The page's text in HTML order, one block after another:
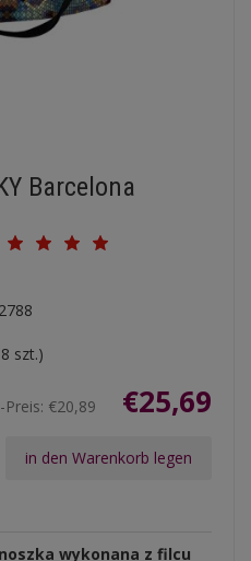
Barcelona
szt.)
€20,89 €25,69
in den Warenkorb legen
wykonana z filcu